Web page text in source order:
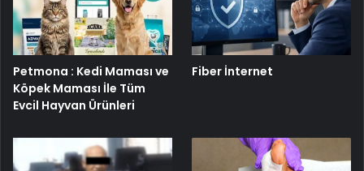
Petmona : Kedi Maması ve
Köpek Maması İle Tüm
Evcil Hayvan Ürünleri
Fiber İnternet